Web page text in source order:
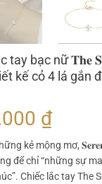
tay bạc nữ 𝐓𝐡𝐞
kế cỏ 4 lá gắn
₫.
₫Giá
hiện
tại
là:
kẻ mộng mơ,
để chỉ “những sự
Chiếc lắc tay The